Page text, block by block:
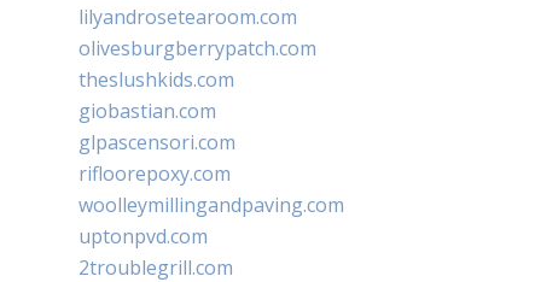
lilyandrosetearoom.com
olivesburgberrypatch.com
theslushkids.com
giobastian.com
glpascensori.com
rifloorepoxy.com
woolleymillingandpaving.com
uptonpvd.com
2troublegrill.com